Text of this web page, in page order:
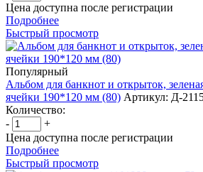
Цена доступна после регистрации
Подробнее
Быстрый просмотр
Популярный
Альбом для банкнот и открыток,
ячейки 190*120 мм (80) Артикул: Д-
Количество:
-
+
Цена доступна после регистрации
Подробнее
Быстрый просмотр